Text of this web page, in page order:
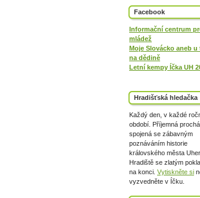
Facebook
Informační centrum
mládež
Moje Slovácko aneb u
na dědině
Letní kempy Íčka UH
Hradišťská hledačka
Každý den, v každé
období. Příjemná
spojená se zábavným
poznáváním historie
královského města
Hradiště se zlatým
na konci. Vytiskněte si
vyzvedněte v Íčku.